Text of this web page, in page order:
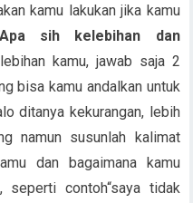
kamu lakukan jika kamu
Apa sih kelebihan dan
kamu, jawab saja 2
bisa kamu andalkan untuk
ditanya kekurangan, lebih
namun susunlah kalimat
dan bagaimana kamu
seperti contoh“saya tidak